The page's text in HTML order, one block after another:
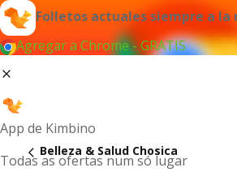
Folletos actuales siempre a la
Agregar a Chrome - GRATIS
App de Kimbino
Todas as ofertas num só lugar
Belleza & Salud Chosica